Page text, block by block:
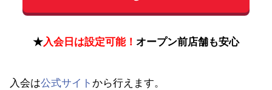
★入会日は設定可能！ オープン前店舗も安心
入会は公式サイト から行えます。